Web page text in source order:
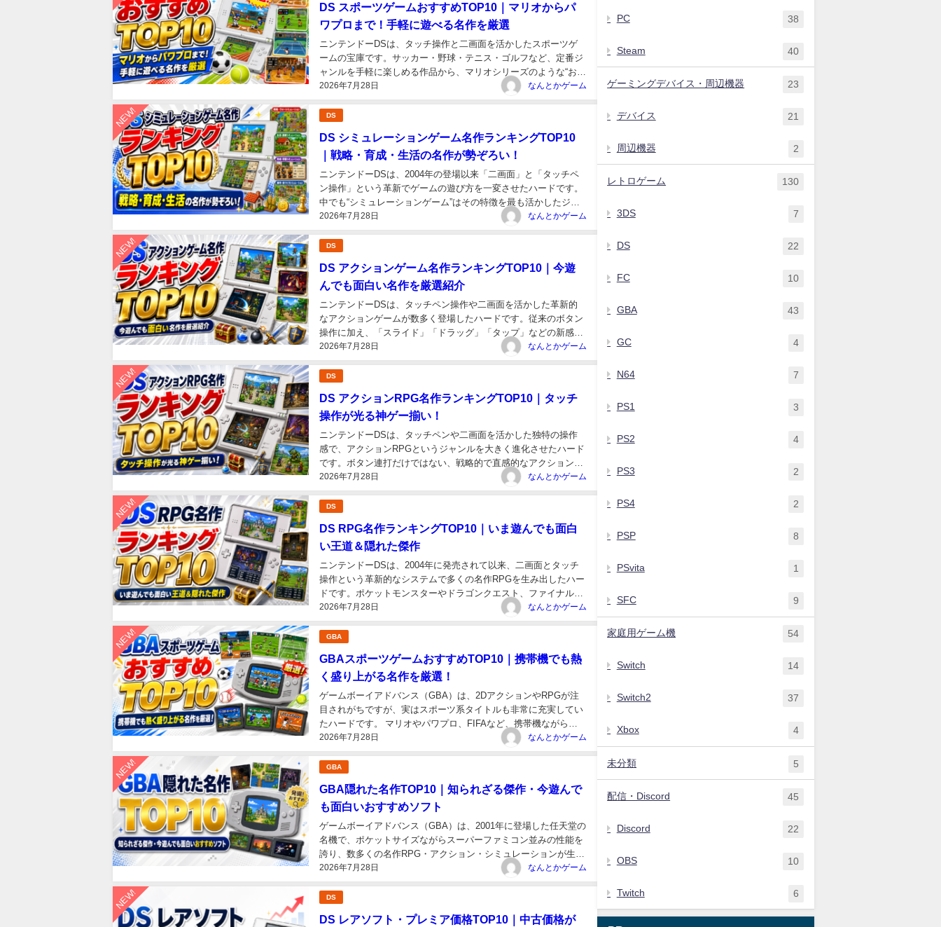
DS スポーツゲームおすすめTOP10｜マリオからパ
ワプロまで！手軽に遊べる名作を厳選
2026年7月28日
ニンテンドーDSは、タッチ操作と二画面を活かしたスポーツゲ
ームの宝庫です。サッカー・野球・テニス・ゴルフなど、定番ジ
ャンルを手軽に楽しめる作品から、マリオシリーズのような“お祭
り系スポーツゲーム”まで、幅広いラインナップが揃っていまし
た。 DS世代のスポーツゲームは、「直感操作の楽しさ」と「携
帯機ならではのテンポの良さ...
なんとかゲーム
NEW! DS
DS シミュレーションゲーム名作ランキングTOP10
｜戦略・育成・生活の名作が勢ぞろい！
2026年7月28日
ニンテンドーDSは、2004年の登場以来「二画面」と「タッチペ
ン操作」という革新でゲームの遊び方を一変させたハードです。
中でも“シミュレーションゲーム”はその特徴を最も活かしたジャ
ンルの一つ。タッチ操作でマップを動かし、戦略を練り、キャラ
クターを育成する体験は、従来の据え置き機では味わえない新鮮
さがありました。 さらに...
なんとかゲーム
NEW! DS
DS アクションゲーム名作ランキングTOP10｜今遊
んでも面白い名作を厳選紹介
2026年7月28日
ニンテンドーDSは、タッチペン操作や二画面を活かした革新的
なアクションゲームが数多く登場したハードです。従来のボタン
操作に加え、「スライド」「ドラッグ」「タップ」などの新感覚
アクションが可能になり、これまでにない体験を提供しました。
本記事では、「アクション性」「完成度」「プレイヤー満足度」
の3つを基準に、DSを代表す...
なんとかゲーム
NEW! DS
DS アクションRPG名作ランキングTOP10｜タッチ
操作が光る神ゲー揃い！
2026年7月28日
ニンテンドーDSは、タッチペンや二画面を活かした独特の操作
感で、アクションRPGというジャンルを大きく進化させたハード
です。ボタン連打だけではない、戦略的で直感的なアクションが
楽しめる作品が多く、RPGファンだけでなくアクション好きにも
愛されています。 この記事では、「戦闘の爽快感」「ストーリー
性」「タッチ操作の独自性...
なんとかゲーム
NEW! DS
DS RPG名作ランキングTOP10｜いま遊んでも面白
い王道＆隠れた傑作
2026年7月28日
ニンテンドーDSは、2004年に発売されて以来、二画面とタッチ
操作という革新的なシステムで多くの名作RPGを生み出したハー
ドです。ポケットモンスターやドラゴンクエスト、ファイナルフ
ァンタジーといった大作シリーズはもちろん、DSならではの操
作性を活かした完全新作や隠れた名作も数多く存在します。 この
記事では、「今遊んでも...
なんとかゲーム
NEW! GBA
GBAスポーツゲームおすすめTOP10｜携帯機でも熱
く盛り上がる名作を厳選！
2026年7月28日
ゲームボーイアドバンス（GBA）は、2DアクションやRPGが注
目されがちですが、実はスポーツ系タイトルも非常に充実してい
たハードです。 マリオやパワプロ、FIFAなど、携帯機ながら本
格的なプレイ感を味わえる名作が揃っており、今でも「手軽に遊
べるスポーツゲーム」として評価が高い作品が多く存在します。
この記事では、操作の...
なんとかゲーム
NEW! GBA
GBA隠れた名作TOP10｜知られざる傑作・今遊んで
も面白いおすすめソフト
2026年7月28日
ゲームボーイアドバンス（GBA）は、2001年に登場した任天堂の
名機で、ポケットサイズながらスーパーファミコン並みの性能を
誇り、数多くの名作RPG・アクション・シミュレーションが生ま
れました。 しかし、マリオやポケモン、ゼルダなどのビッグタイ
トルの陰に隠れて、当時は大きく注目されなかったものの、“実は
ものすごく完成度が...
なんとかゲーム
NEW! DS
DS レアソフト・プレミア価格TOP10｜中古価格が
PC 38
Steam 40
ゲーミングデバイス・周辺機器 23
デバイス 21
周辺機器 2
レトロゲーム 130
3DS 7
DS 22
FC 10
GBA 43
GC 4
N64 7
PS1 3
PS2 4
PS3 2
PS4 2
PSP 8
PSvita 1
SFC 9
家庭用ゲーム機 54
Switch 14
Switch2 37
Xbox 4
未分類 5
配信・Discord 45
Discord 22
OBS 10
Twitch 6